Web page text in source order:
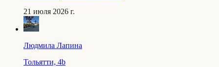
21 июля 2026 г.
Людмила Лапина
Тольятти, 4b